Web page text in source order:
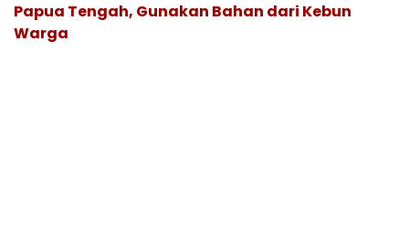
Papua Tengah, Gunakan Bahan dari Kebun
Warga